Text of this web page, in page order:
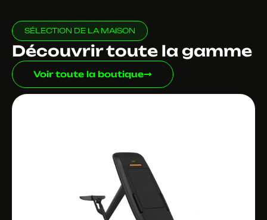
SÉLECTION DE LA MAISON
Découvrir toute la gamme
Voir toute la boutique